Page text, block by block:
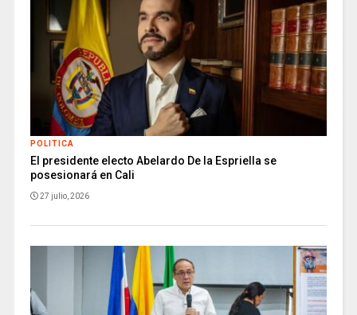
POLITICA
El presidente electo Abelardo De la Espriella se
posesionará en Cali
27 julio, 2026